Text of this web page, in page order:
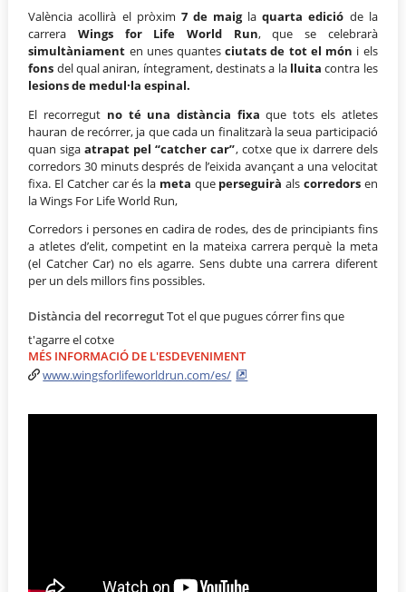
València acollirà el pròxim 7 de maiglaquarta edició de la
carreraWings for Life World Run, que se celebrarà
simultàniament en unes quantesciutats de tot el món i els
fons del qual aniran, íntegrament, destinats a la lluita contra les
lesions de medul·la espinal.
El recorregut no té una distància fixa que tots els atletes
hauran de recórrer, ja que cada un finalitzarà la seua participació
quan sigaatrapat pel “catcher car”, cotxe que ix darrere dels
corredors 30 minuts després de l’eixida avançant a una velocitat
fixa. El Catcher car és la meta que perseguirà als corredorsen
la Wings For Life World Run,
Corredors i persones en cadira de rodes, des de principiants fins
a atletes d’elit, competint en la mateixa carrera perquè la meta
(el Catcher Car) no els agarre. Sens dubte una carrera diferent
per un dels millors fins possibles.
Distància del recorregutTot el que pugues córrer fins que
t'agarre el cotxe
MÉS INFORMACIÓ DE L'ESDEVENIMENT
www.wingsforlifeworldrun.com/es/